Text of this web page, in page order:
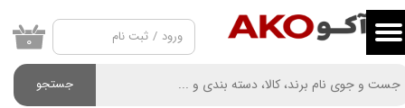
جستجو
ورود / ثبت نام
حساب کاربری من
تغییر گذر واژه
۰